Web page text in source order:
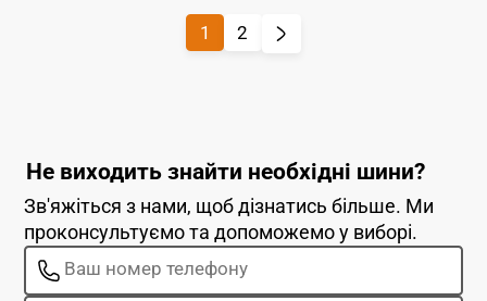
1 2
Не виходить знайти необхідні шини?
Зв'яжіться з нами, щоб дізнатись більше. Ми
проконсультуємо та допоможемо у виборі.